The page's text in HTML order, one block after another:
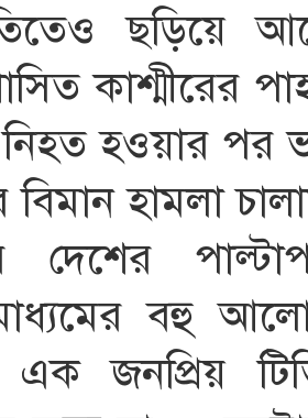
ছড়িয়ে
কাশ্মীরের
হওয়ার পর
বিমান হামলা
দেশের
বহু
জনপ্রিয়